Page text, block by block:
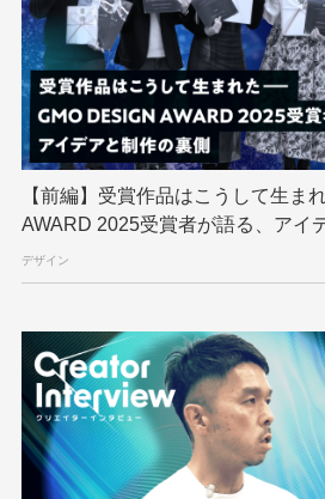
GMOペイメントゲートウェイ
GMOメイクショップ GMOメディ
GMO大会議 GMO天秤AI
GTB Hack-1グランプリ
Japan
Java JJUG JSAI2026
Kaigi on Rails
Perl PHP PHPcon
Python RFC RPA
SECCON Selenium
splunk SRE Takumi
【前編】受賞作品はこうして生ま
AWARD 2025受賞者が語る、アイ
デザイン